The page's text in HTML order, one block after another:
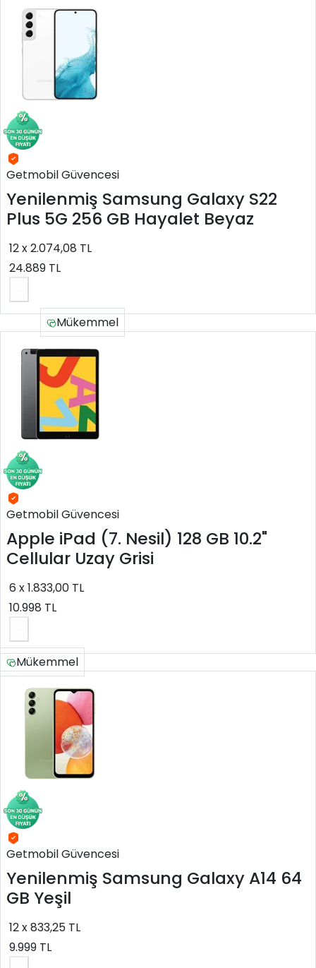
Getmobil Güvencesi
Yenilenmiş Samsung Galaxy S22
Plus 5G 256 GB Hayalet Beyaz
12 x 2.074,08 TL
24.889 TL
Mükemmel
Getmobil Güvencesi
Apple iPad (7. Nesil) 128 GB 10.2"
Cellular Uzay Grisi
6 x 1.833,00 TL
10.998 TL
Mükemmel
Getmobil Güvencesi
Yenilenmiş Samsung Galaxy A14 64
GB Yeşil
12 x 833,25 TL
9.999 TL